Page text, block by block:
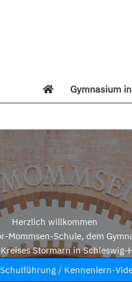
Gymnasium
Herzlich willkommen
Mommsen-Schule, dem
Stormarn in Schleswig-
/ Kennenlern-